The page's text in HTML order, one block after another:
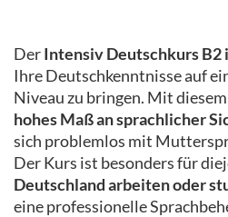
DerIntensiv Deutschkurs B2
Ihre Deutschkenntnisse auf
Niveau zu bringen. Mit
hohes Maß an sprachlicher
sich problemlos mit
Der Kurs ist besonders für
Deutschland arbeiten oder
eine professionelle